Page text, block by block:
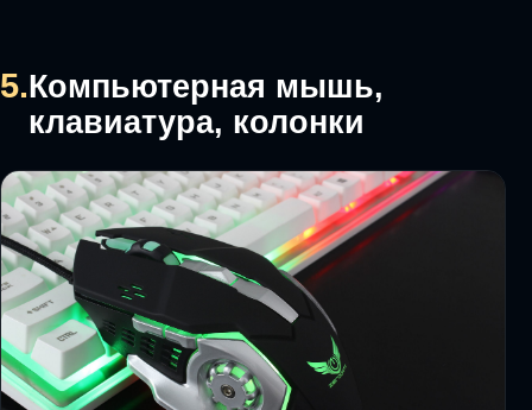
5.Компьютерная мышь,
клавиатура, колонки